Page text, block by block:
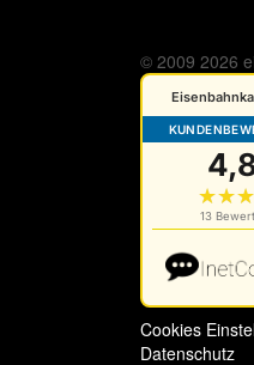
© 2009 2026
Cookies
Datenschutz